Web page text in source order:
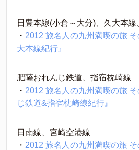
日豊本線(小倉～大分)、久大本
・ 2012 旅名人の九州満喫の旅
大本線紀行』
肥薩おれんじ鉄道、指宿枕崎線
・ 2012 旅名人の九州満喫の旅
じ鉄道&指宿枕崎線紀行』
日南線、宮崎空港線
・ 2012 旅名人の九州満喫の旅